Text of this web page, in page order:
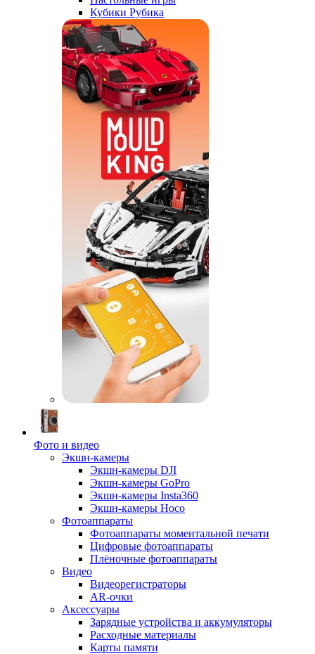
Кубики Рубика
Фото и видео
Экшн-камеры
Экшн-камеры DJI
Экшн-камеры GoPro
Экшн-камеры Insta360
Экшн-камеры Hoco
Фотоаппараты
Фотоаппараты моментальной печати
Цифровые фотоаппараты
Плёночные фотоаппараты
Видео
Видеорегистраторы
AR-очки
Аксессуары
Зарядные устройства и аккумуляторы
Расходные материалы
Карты памяти